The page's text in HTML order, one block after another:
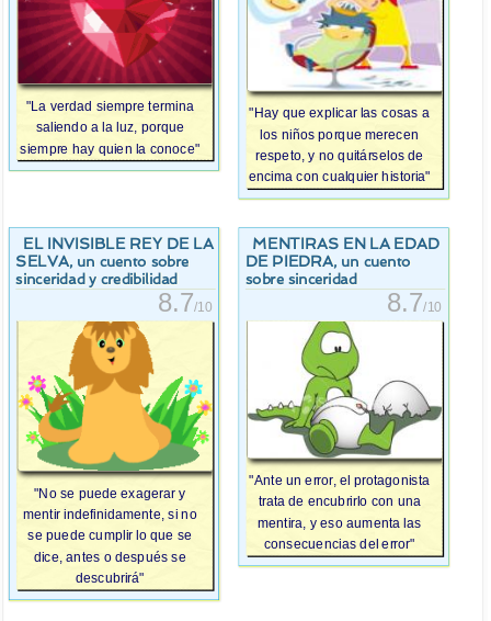
"La verdad siempre termina
saliendo a la luz, porque
siempre hay quien la conoce"
"Hay que explicar las cosas a
los niños porque merecen
respeto, y no quitárselos de
encima con cualquier historia"
EL INVISIBLE REY DE LA
SELVA, un cuento sobre
sinceridad y credibilidad
8.7/10
"No se puede exagerar y
mentir indefinidamente, si no
se puede cumplir lo que se
dice, antes o después se
descubrirá"
MENTIRAS EN LA EDAD
DE PIEDRA, un cuento
sobre sinceridad
8.7/10
"Ante un error, el protagonista
trata de encubrirlo con una
mentira, y eso aumenta las
consecuencias del error"